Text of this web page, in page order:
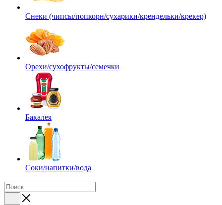
Снеки (чипсы/попкорн/сухарики/крендельки/крекер)
Орехи/сухофрукты/семечки
Бакалея
Соки/напитки/вода